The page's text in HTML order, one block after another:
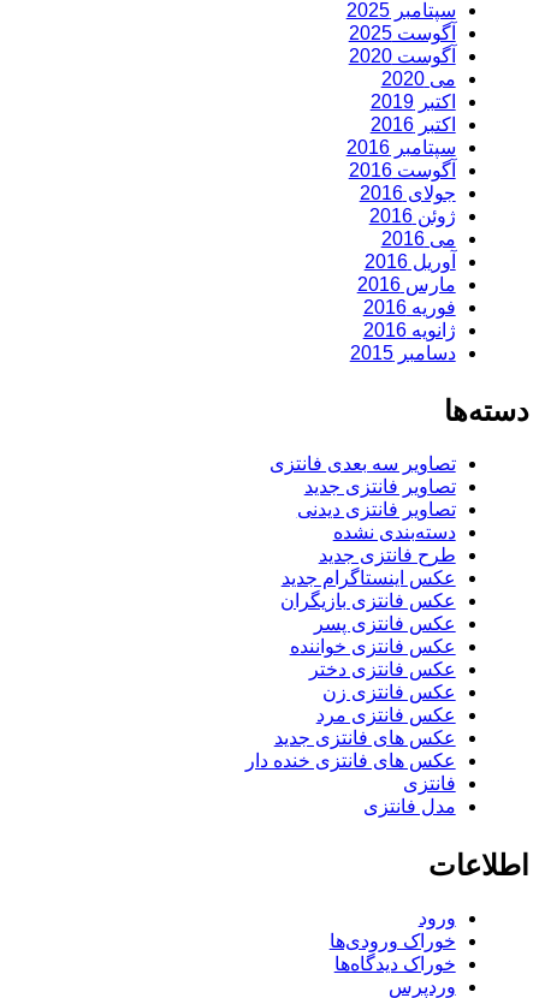
سپتامبر 2025
آگوست 2025
آگوست 2020
می 2020
اکتبر 2019
اکتبر 2016
سپتامبر 2016
آگوست 2016
جولای 2016
ژوئن 2016
می 2016
آوریل 2016
مارس 2016
فوریه 2016
ژانویه 2016
دسامبر 2015
دسته‌ها
تصاویر سه بعدی فانتزی
تصاویر فانتزی جدید
تصاویر فانتزی دیدنی
دسته‌بندی نشده
طرح فانتزی جدید
عکس اینستاگرام جدید
عکس فانتزی بازیگران
عکس فانتزی پسر
عکس فانتزی خواننده
عکس فانتزی دختر
عکس فانتزی زن
عکس فانتزی مرد
عکس های فانتزی جدید
عکس های فانتزی خنده دار
فانتزی
مدل فانتزی
اطلاعات
ورود
خوراک ورودی‌ها
خوراک دیدگاه‌ها
وردپرس